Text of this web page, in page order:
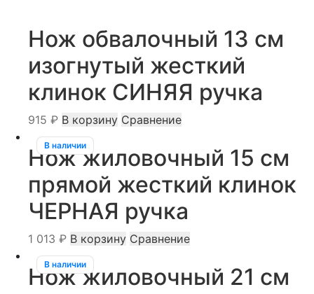
Нож обвалочный 13 см
изогнутый жесткий
клинок СИНЯЯ ручка
915 ₽ В корзину Сравнение
В наличии
Нож жиловочный 15 см
прямой жесткий клинок
ЧЕРНАЯ ручка
1 013 ₽ В корзину Сравнение
В наличии
Нож жиловочный 21 см